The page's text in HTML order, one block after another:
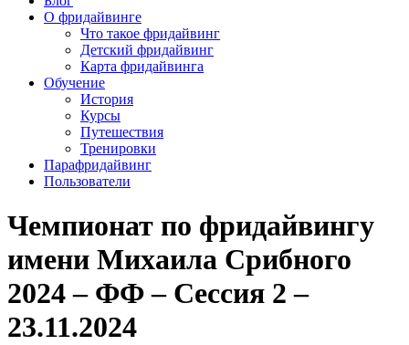
О фридайвинге
Что такое фридайвинг
Детский фридайвинг
Карта фридайвинга
Обучение
История
Курсы
Путешествия
Тренировки
Парафридайвинг
Пользователи
Чемпионат по фридайвингу
имени Михаила Срибного
2024 – ФФ – Сессия 2 –
23.11.2024